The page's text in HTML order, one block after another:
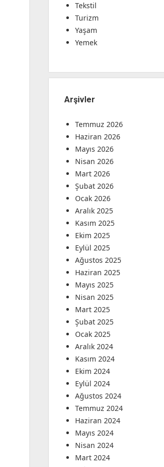
Tekstil
Turizm
Yaşam
Yemek
Arşivler
Temmuz 2026
Haziran 2026
Mayıs 2026
Nisan 2026
Mart 2026
Şubat 2026
Ocak 2026
Aralık 2025
Kasım 2025
Ekim 2025
Eylül 2025
Ağustos 2025
Haziran 2025
Mayıs 2025
Nisan 2025
Mart 2025
Şubat 2025
Ocak 2025
Aralık 2024
Kasım 2024
Ekim 2024
Eylül 2024
Ağustos 2024
Temmuz 2024
Haziran 2024
Mayıs 2024
Nisan 2024
Mart 2024